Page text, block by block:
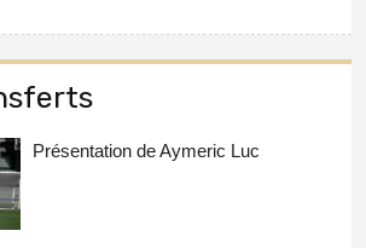
Présentation de Aymeric Luc